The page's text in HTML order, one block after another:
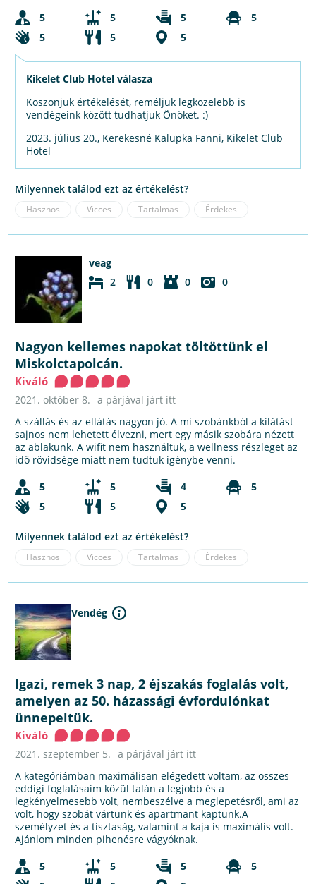
5
5 5
5
5
5 5
Kikelet Club Hotel válasza
Köszönjük értékelését, reméljük legközelebb is
vendégeink között tudhatjuk Önöket. :)
2023. július 20., Kerekesné Kalupka Fanni, Kikelet Club
Hotel
Milyennek találod ezt az értékelést?
Hasznos Vicces Tartalmas Érdekes
veag
2
0 0 0
Nagyon kellemes napokat töltöttünk el
Miskolctapolcán.
Kiváló
2021. október 8. a párjával járt itt
A szállás és az ellátás nagyon jó. A mi szobánkból a kilátást
sajnos nem lehetett élvezni, mert egy másik szobára nézett
az ablakunk. A wifit nem használtuk, a wellness részleget az
idő rövidsége miatt nem tudtuk igénybe venni.
5
5 4
5
5
5 5
Milyennek találod ezt az értékelést?
Hasznos Vicces Tartalmas Érdekes
Vendég
Igazi, remek 3 nap, 2 éjszakás foglalás volt,
amelyen az 50. házassági évfordulónkat
ünnepeltük.
Kiváló
2021. szeptember 5. a párjával járt itt
A kategóriámban maximálisan elégedett voltam, az összes
eddigi foglalásaim közül talán a legjobb és a
legkényelmesebb volt, nembeszélve a meglepetésről, ami az
volt, hogy szobát vártunk és apartmant kaptunk.A
személyzet és a tisztaság, valamint a kaja is maximális volt.
Ajánlom minden pihenésre vágyóknak.
5
5 5
5